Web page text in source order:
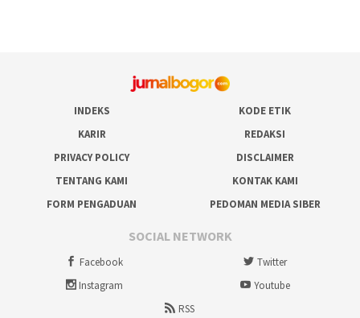
INDEKS
KODE ETIK
KARIR
REDAKSI
PRIVACY POLICY
DISCLAIMER
TENTANG KAMI
KONTAK KAMI
FORM PENGADUAN
PEDOMAN MEDIA SIBER
SOCIAL NETWORK
Facebook
Twitter
Instagram
Youtube
RSS